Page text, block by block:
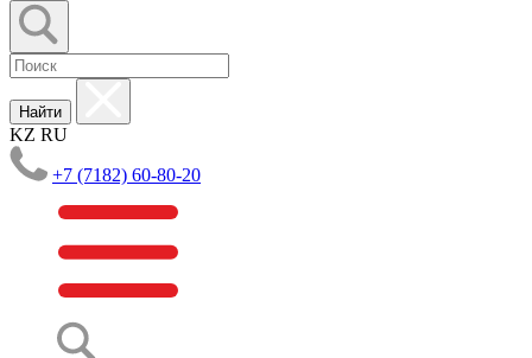
Найти
KZ RU
+7 (7182) 60-80-20